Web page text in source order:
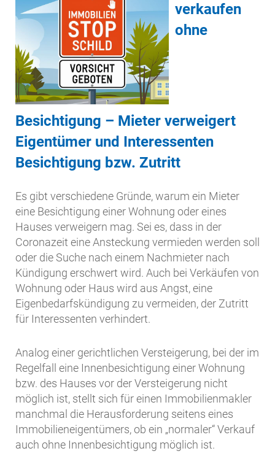
verkaufen
ohne
Besichtigung – Mieter verweigert
Eigentümer und Interessenten
Besichtigung bzw. Zutritt
Es gibt verschiedene Gründe, warum ein Mieter
eine Besichtigung einer Wohnung oder eines
Hauses verweigern mag. Sei es, dass in der
Coronazeit eine Ansteckung vermieden werden soll
oder die Suche nach einem Nachmieter nach
Kündigung erschwert wird. Auch bei Verkäufen von
Wohnung oder Haus wird aus Angst, eine
Eigenbedarfskündigung zu vermeiden, der Zutritt
für Interessenten verhindert.
Analog einer gerichtlichen Versteigerung, bei der im
Regelfall eine Innenbesichtigung einer Wohnung
bzw. des Hauses vor der Versteigerung nicht
möglich ist, stellt sich für einen Immobilienmakler
manchmal die Herausforderung seitens eines
Immobilieneigentümers, ob ein „normaler“ Verkauf
auch ohne Innenbesichtigung möglich ist.